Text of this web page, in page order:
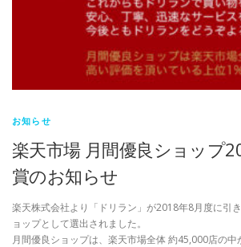
お知らせ
楽天市場 月間優良ショップ
賞のお知らせ
楽天株式会社より「ドリラン」が2018年8月度に引
ョップとして選出されました。
月間優良ショップは、楽天市場全体 約45,000店の